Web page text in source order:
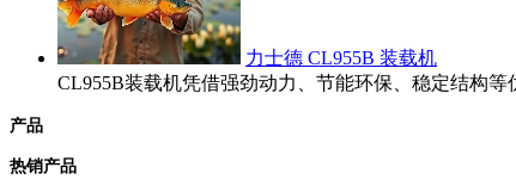
力士德 CL955B 装载机
CL955B装载机凭借强劲动力、节能环保、稳定结构
产品
热销产品